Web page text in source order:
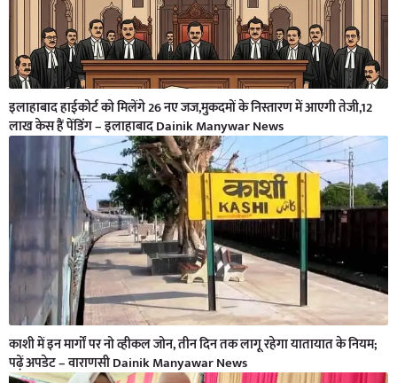
इलाहाबाद हाईकोर्ट को मिलेंगे 26 नए जज,मुकदमों के निस्तारण में आएगी तेजी,12
लाख केस हैं पेंडिंग – इलाहाबाद Dainik Manywar News
काशी में इन मार्गों पर नो व्हीकल जोन, तीन दिन तक लागू रहेगा यातायात के नियम;
पढ़ें अपडेट – वाराणसी Dainik Manyawar News